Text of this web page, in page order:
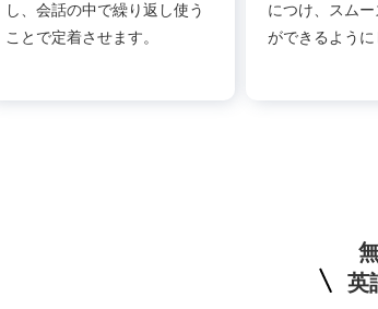
し、会話の中で繰り返し使う
ことで定着させます。
につけ、スム
ができるように
英